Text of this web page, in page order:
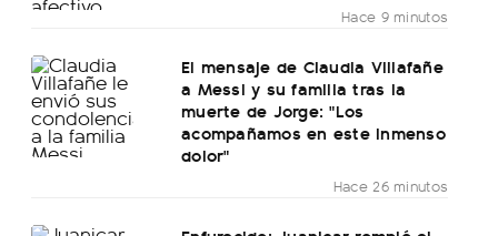
Hace 9 minutos
El mensaje de Claudia Villafañe
a Messi y su familia tras la
muerte de Jorge: "Los
acompañamos en este inmenso
dolor"
Hace 26 minutos